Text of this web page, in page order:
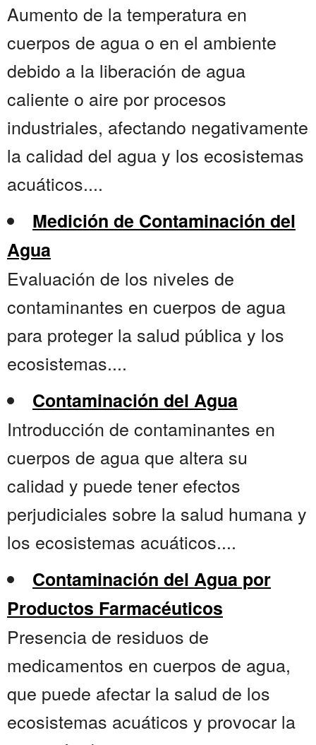
Aumento de la temperatura en
cuerpos de agua o en el ambiente
debido a la liberación de agua
caliente o aire por procesos
industriales, afectando negativamente
la calidad del agua y los ecosistemas
acuáticos....
Medición de Contaminación del
Agua
Evaluación de los niveles de
contaminantes en cuerpos de agua
para proteger la salud pública y los
ecosistemas....
Contaminación del Agua
Introducción de contaminantes en
cuerpos de agua que altera su
calidad y puede tener efectos
perjudiciales sobre la salud humana y
los ecosistemas acuáticos....
Contaminación del Agua por
Productos Farmacéuticos
Presencia de residuos de
medicamentos en cuerpos de agua,
que puede afectar la salud de los
ecosistemas acuáticos y provocar la